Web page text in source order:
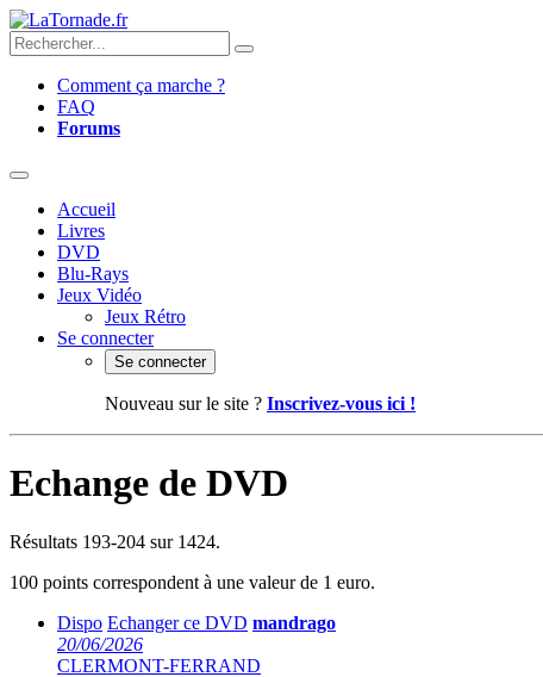
Comment ça marche ?
FAQ
Forums
Accueil
Livres
DVD
Blu-Rays
Jeux Vidéo
Jeux Rétro
Se connecter
Se connecter
Nouveau sur le site ? Inscrivez-vous ici !
Echange de DVD
Résultats 193-204 sur 1424.
100 points correspondent à une valeur de 1 euro.
Dispo Echanger ce DVD mandrago
20/06/2026
CLERMONT-FERRAND